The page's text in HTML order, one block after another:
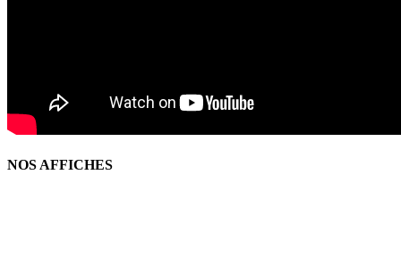
NOS AFFICHES